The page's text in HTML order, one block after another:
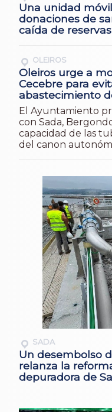
Una unidad
donaciones de
caída de reservas
OLEIROS
Oleiros urge a
Cecebre para
abastecimiento
El Ayuntamiento
con Sada,
capacidad de las
del canon
SADA
Un desembolso
relanza la
depuradora de